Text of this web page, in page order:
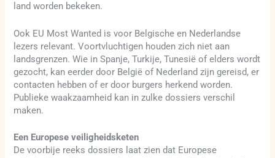
land worden bekeken.
Ook EU Most Wanted is voor Belgische en Nederlandse
lezers relevant. Voortvluchtigen houden zich niet aan
landsgrenzen. Wie in Spanje, Turkije, Tunesië of elders wordt
gezocht, kan eerder door België of Nederland zijn gereisd, er
contacten hebben of er door burgers herkend worden.
Publieke waakzaamheid kan in zulke dossiers verschil
maken.
Een Europese veiligheidsketen
De voorbije reeks dossiers laat zien dat Europese